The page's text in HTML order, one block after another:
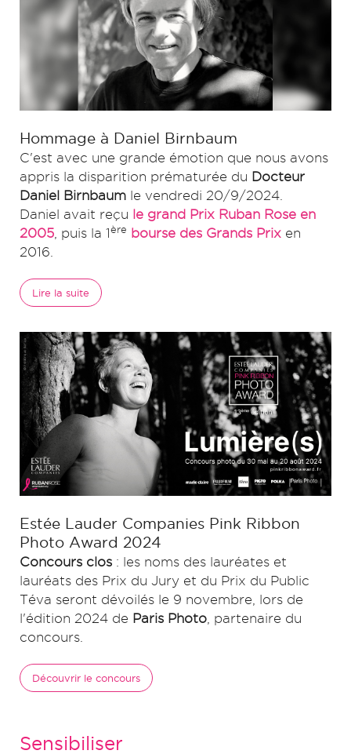
Hommage à Daniel Birnbaum
C'est avec une grande émotion que nous avons
appris la disparition prématurée du Docteur
Daniel Birnbaum le vendredi 20/9/2024.
Daniel avait reçu le grand Prix Ruban Rose en
2005 , puis la 1ère bourse des Grands Prix en
2016.
Lire la suite
Estée Lauder Companies Pink Ribbon
Photo Award 2024
Concours clos : les noms des lauréates et
lauréats des Prix du Jury et du Prix du Public
Téva seront dévoilés le 9 novembre, lors de
l'édition 2024 de Paris Photo , partenaire du
concours.
Découvrir le concours
Sensibiliser